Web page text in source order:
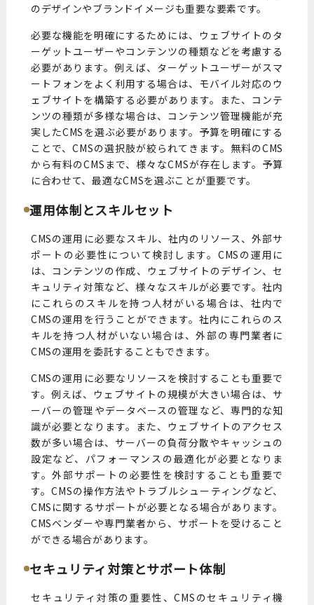
のデザインやブランドイメージも重要な要素です。
必要な機能を明確にするためには、ウェブサイトのタ
ーゲットユーザーやコンテンツの種類などを考慮する
必要があります。例えば、ターゲットユーザーがスマ
ートフォンをよく利用する場合は、モバイル対応のウ
ェブサイトを構築する必要があります。また、コンテ
ンツの種類が多様な場合は、コンテンツ管理機能が充
実したCMSを選ぶ必要があります。予算を明確にする
ことで、CMSの選択肢が絞られてきます。無料のCMS
から有料のCMSまで、様々なCMSが存在します。予算
に合わせて、最適なCMSを選ぶことが重要です。
運用体制とスキルセット
CMSの運用に必要なスキル、社内のリソース、外部サ
ポートの必要性について検討します。CMSの運用に
は、コンテンツの作成、ウェブサイトのデザイン、セ
キュリティ対策など、様々なスキルが必要です。社内
にこれらのスキルを持つ人材がいる場合は、社内で
CMSの運用を行うことができます。社内にこれらのス
キルを持つ人材がいない場合は、外部の専門業者に
CMSの運用を委託することもできます。
CMSの運用に必要なリソースを検討することも重要で
す。例えば、ウェブサイトの規模が大きい場合は、サ
ーバーの管理やデータベースの管理など、専門的な知
識が必要となります。また、ウェブサイトのアクセス
数が多い場合は、サーバーの負荷分散やキャッシュの
設定など、パフォーマンスの最適化が必要となりま
す。外部サポートの必要性を検討することも重要で
す。CMSの操作方法やトラブルシューティングなど、
CMSに関するサポートが必要となる場合があります。
CMSベンダーや専門業者から、サポートを受けること
ができる場合があります。
セキュリティ対策とサポート体制
セキュリティ対策の重要性、CMSのセキュリティ機